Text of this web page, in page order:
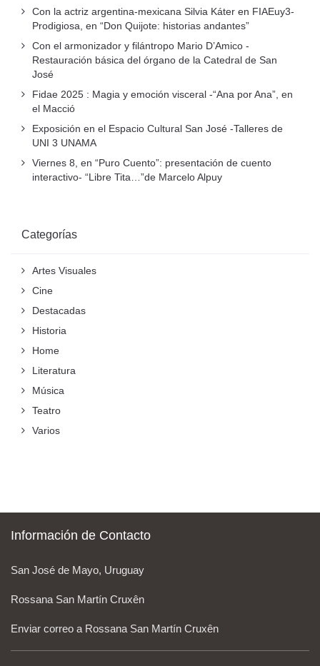
Con la actriz argentina-mexicana Silvia Káter en FIAEuy3-
Prodigiosa, en “Don Quijote: historias andantes”
Con el armonizador y filántropo Mario D’Amico -
Restauración básica del órgano de la Catedral de San
José
Fidae 2025 : Magia y emoción visceral -“Ana por Ana”, en
el Macció
Exposición en el Espacio Cultural San José -Talleres de
UNI 3 UNAMA
Viernes 8, en “Puro Cuento”: presentación de cuento
interactivo- “Libre Tita…”de Marcelo Alpuy
Categorías
Artes Visuales
Cine
Destacadas
Historia
Home
Literatura
Música
Teatro
Varios
Información de Contacto
San José de Mayo, Uruguay
Rossana San Martín Cruxên
Enviar correo a Rossana San Martín Cruxên